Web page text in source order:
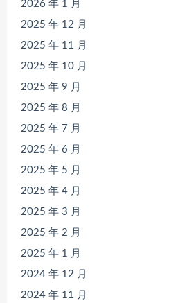
2026 年 1 月
2025 年 12 月
2025 年 11 月
2025 年 10 月
2025 年 9 月
2025 年 8 月
2025 年 7 月
2025 年 6 月
2025 年 5 月
2025 年 4 月
2025 年 3 月
2025 年 2 月
2025 年 1 月
2024 年 12 月
2024 年 11 月